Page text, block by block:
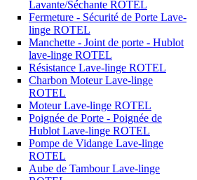
Lavante/Séchante ROTEL
Fermeture - Sécurité de Porte Lave-
linge ROTEL
Manchette - Joint de porte - Hublot
lave-linge ROTEL
Résistance Lave-linge ROTEL
Charbon Moteur Lave-linge
ROTEL
Moteur Lave-linge ROTEL
Poignée de Porte - Poignée de
Hublot Lave-linge ROTEL
Pompe de Vidange Lave-linge
ROTEL
Aube de Tambour Lave-linge